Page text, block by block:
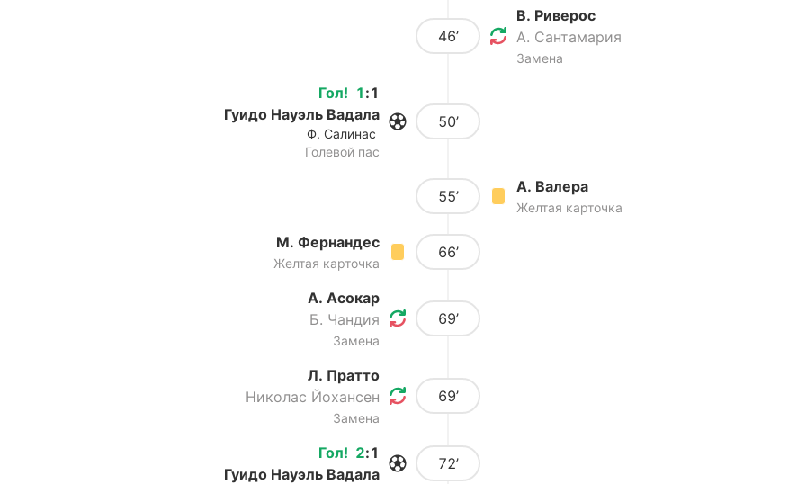
46’
В. Риверос
А. Сантамария
Замена
Гол! 1 :1
Гуидо Науэль Вадала
Ф. Салинас
Голевой пас
50’
55’
А. Валера
Желтая карточка
М. Фернандес
Желтая карточка
66’
А. Асокар
Б. Чандия
Замена
69’
Л. Пратто
Николас Йохансен
Замена
69’
Гол! 2:1
Гуидо Науэль Вадала
72’